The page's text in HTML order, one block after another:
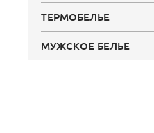
ТЕРМОБЕЛЬЕ
МУЖСКОЕ БЕЛЬЕ